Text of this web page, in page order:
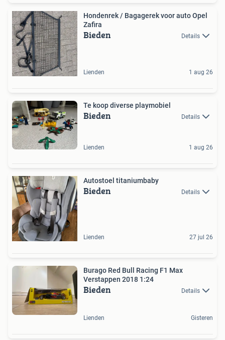
Hondenrek / Bagagerek voor auto Opel
Zafira
Bieden Details
Lienden 1 aug 26
Te koop diverse playmobiel
Bieden Details
Lienden 1 aug 26
Autostoel titaniumbaby
Bieden Details
Lienden 27 jul 26
Burago Red Bull Racing F1 Max
Verstappen 2018 1:24
Bieden Details
Lienden Gisteren